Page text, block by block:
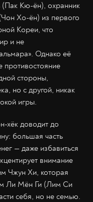
Кю-ён), охранник
Хо-ён) из первого
Кореи, что
и не
Однако её
противостояние
стороны,
но с другой, никак
игры.
хёк доводит до
большая часть
— даже избавиться
внимание
Чжун Хи, которая
Ли Мён Ги (Лим Си
себя, но не семью.